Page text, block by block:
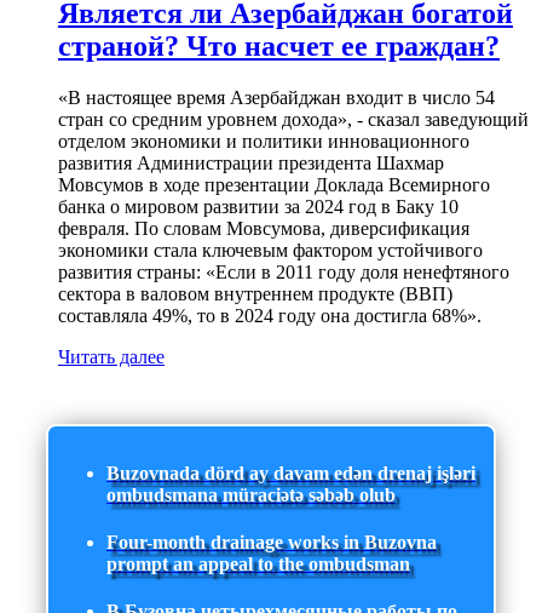
Является ли Азербайджан богатой
страной? Что насчет ее граждан?
«В настоящее время Азербайджан входит в число 54
стран со средним уровнем дохода», - сказал заведующий
отделом экономики и политики инновационного
развития Администрации президента Шахмар
Мовсумов в ходе презентации Доклада Всемирного
банка о мировом развитии за 2024 год в Баку 10
февраля. По словам Мовсумова, диверсификация
экономики стала ключевым фактором устойчивого
развития страны: «Если в 2011 году доля ненефтяного
сектора в валовом внутреннем продукте (ВВП)
составляла 49%, то в 2024 году она достигла 68%».
Читать далее
Buzovnada dörd ay davam edən drenaj işləri
ombudsmana müraciətə səbəb olub
Four-month drainage works in Buzovna
prompt an appeal to the ombudsman